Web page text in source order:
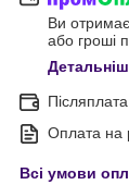
Ви
або гроші
Післяплата
Оплата на
Всі умови